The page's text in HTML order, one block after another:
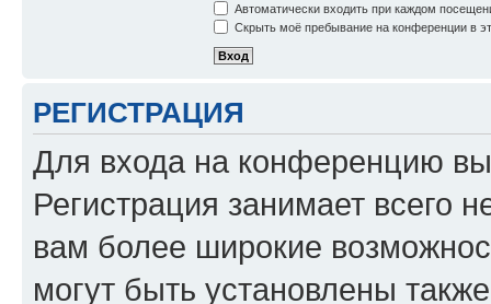
Автоматически входить при каждом
Скрыть моё пребывание на конференции в
РЕГИСТРАЦИЯ
Для входа на конференцию
Регистрация занимает всего
вам более широкие
могут быть установлены